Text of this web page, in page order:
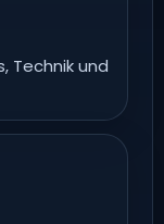
Technik und